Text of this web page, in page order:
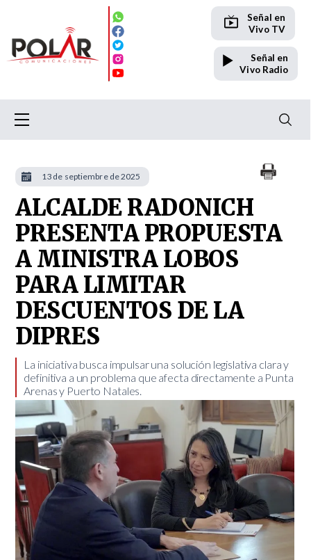
Señal en
Vivo TV
Señal en
Vivo Radio
ALCALDE RADONICH
PRESENTA PROPUESTA
A MINISTRA LOBOS
PARA LIMITAR
DESCUENTOS DE LA
DIPRES
La iniciativa busca impulsar una solución legislativa clara y
definitiva a un problema que afecta directamente a Punta
Arenas y Puerto Natales. ​
13 de septiembre de 2025